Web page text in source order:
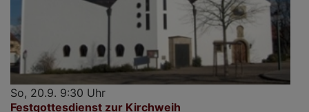
So, 20.9. 9:30 Uhr
Festgottesdienst zur Kirchweih